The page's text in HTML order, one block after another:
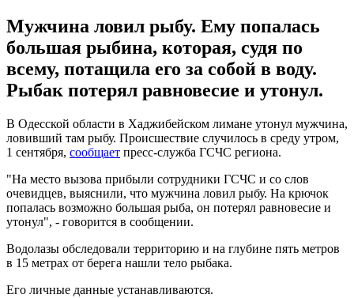
Мужчина ловил рыбу. Ему попалась
большая рыбина, которая, судя по
всему, потащила его за собой в воду.
Рыбак потерял равновесие и утонул.
В Одесской области в Хаджибейском лимане утонул мужчина,
ловивший там рыбу. Происшествие случилось в среду утром,
1 сентября, сообщает пресс-служба ГСЧС региона.
"На место вызова прибыли сотрудники ГСЧС и со слов
очевидцев, выяснили, что мужчина ловил рыбу. На крючок
попалась возможно большая рыба, он потерял равновесие и
утонул", - говорится в сообщении.
Водолазы обследовали территорию и на глубине пять метров
в 15 метрах от берега нашли тело рыбака.
Его личные данные устанавливаются.